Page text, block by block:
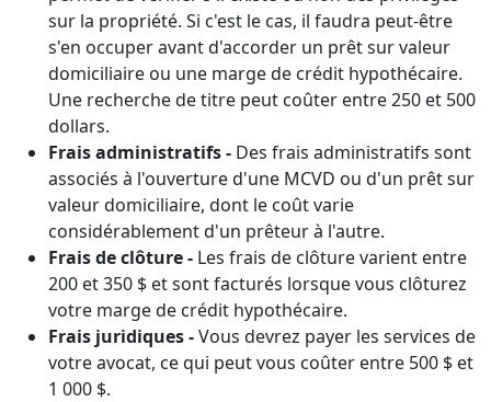
sur la propriété. Si c'est le cas, il faudra peut-être
s'en occuper avant d'accorder un prêt sur valeur
domiciliaire ou une marge de crédit hypothécaire.
Une recherche de titre peut coûter entre 250 et 500
dollars.
Frais administratifs - Des frais administratifs sont
associés à l'ouverture d'une MCVD ou d'un prêt sur
valeur domiciliaire, dont le coût varie
considérablement d'un prêteur à l'autre.
Frais de clôture - Les frais de clôture varient entre
200 et 350 $ et sont facturés lorsque vous clôturez
votre marge de crédit hypothécaire.
Frais juridiques -Vous devrez payer les services de
votre avocat, ce qui peut vous coûter entre 500 $ et
1 000 $.